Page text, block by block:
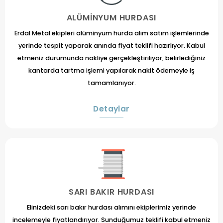
Kırık döküm parçaları, kullanılmış döküm eşyalar ya
İstanbul hurdacı ekipleri tarafından toplanan tüm bu
zarar da minimize edilmiş olur. Ayrıca hurda demir
İstanbul hurdacı ekiplerinden alınabilir.
Elektrik kablolarında, telekomünikasyon hatlarında
alaşımları, bakır boru sarım hurdaları ya da bakır
Siz de tatmin edici hurda fiyatları ile bakır satmak
Su ya da gazlı içeceklerde kullanılan pet şişeler,
market ya da alışveriş torbaları ve çok daha fazlası
ALÜMINYUM HURDASI
Erdal Metal ekipleri alüminyum hurda alım satım işlemlerinde
yerinde tespit yaparak anında fiyat teklifi hazırlıyor. Kabul
etmeniz durumunda nakliye gerçekleştiriliyor, belirlediğiniz
kantarda tartma işlemi yapılarak nakit ödemeyle iş
tamamlanıyor.
Detaylar
SARI BAKIR HURDASI
Elinizdeki sarı bakır hurdası alımını ekiplerimiz yerinde
incelemeyle fiyatlandırıyor. Sunduğumuz teklifi kabul etmeniz